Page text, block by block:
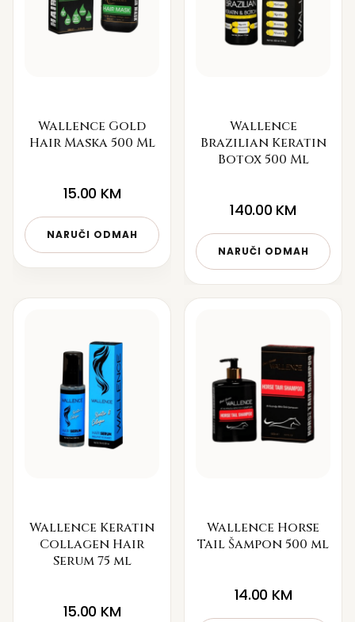
Wallence Gold
Hair Maska 500 Ml
15.00 KM
NARUČI ODMAH
Wallence
Brazilian Keratin
Botox 500 Ml
140.00 KM
NARUČI ODMAH
Wallence Keratin
Collagen Hair
Serum 75 ml
15.00 KM
Wallence Horse
Tail Šampon 500 ml
14.00 KM